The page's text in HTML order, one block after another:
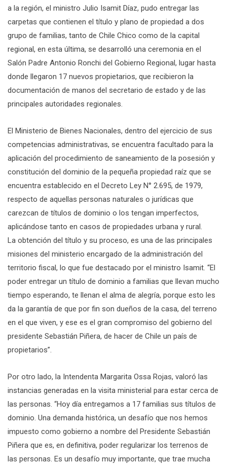
a la región, el ministro Julio Isamit Díaz, pudo entregar las
carpetas que contienen el título y plano de propiedad a dos
grupo de familias, tanto de Chile Chico como de la capital
regional, en esta última, se desarrolló una ceremonia en el
Salón Padre Antonio Ronchi del Gobierno Regional, lugar hasta
donde llegaron 17 nuevos propietarios, que recibieron la
documentación de manos del secretario de estado y de las
principales autoridades regionales.
El Ministerio de Bienes Nacionales, dentro del ejercicio de sus
competencias administrativas, se encuentra facultado para la
aplicación del procedimiento de saneamiento de la posesión y
constitución del dominio de la pequeña propiedad raíz que se
encuentra establecido en el Decreto Ley N° 2.695, de 1979,
respecto de aquellas personas naturales o jurídicas que
carezcan de títulos de dominio o los tengan imperfectos,
aplicándose tanto en casos de propiedades urbana y rural.
La obtención del título y su proceso, es una de las principales
misiones del ministerio encargado de la administración del
territorio fiscal, lo que fue destacado por el ministro Isamit. “El
poder entregar un título de dominio a familias que llevan mucho
tiempo esperando, te llenan el alma de alegría, porque esto les
da la garantía de que por fin son dueños de la casa, del terreno
en el que viven, y ese es el gran compromiso del gobierno del
presidente Sebastián Piñera, de hacer de Chile un país de
propietarios”.
Por otro lado, la Intendenta Margarita Ossa Rojas, valoró las
instancias generadas en la visita ministerial para estar cerca de
las personas. “Hoy día entregamos a 17 familias sus títulos de
dominio. Una demanda histórica, un desafío que nos hemos
impuesto como gobierno a nombre del Presidente Sebastián
Piñera que es, en definitiva, poder regularizar los terrenos de
las personas. Es un desafío muy importante, que trae mucha